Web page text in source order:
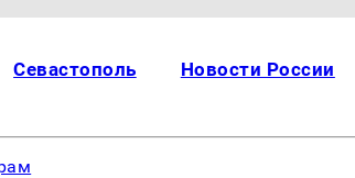
Севастополь Новости России